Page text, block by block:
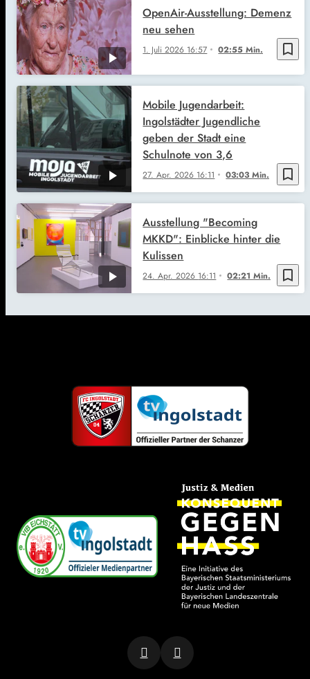
bookmark_border
1. Juli 2026 16:57 02:55 Min.
OpenAir-Ausstellung: Demenz
neu sehen
bookmark_border
27. Apr. 2026 16:11 03:03 Min.
Mobile Jugendarbeit:
Ingolstädter Jugendliche
geben der Stadt eine
Schulnote von 3,6
bookmark_border
24. Apr. 2026 16:11 02:21 Min.
Ausstellung "Becoming
MKKD": Einblicke hinter die
Kulissen